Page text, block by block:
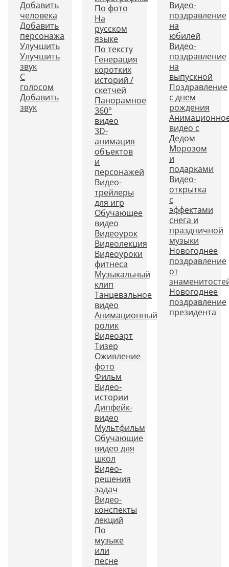
Добавить
человека
Добавить
персонажа
Улучшить
Улучшить
звук
С
голосом
Добавить
звук
По фото
На
русском
языке
По тексту
Генерация
коротких
историй /
скетчей
Панорамное
360°
видео
3D-
анимация
объектов
и
персонажей
Видео-
трейлеры
для игр
Обучающее
видео
Видеоурок
Видеолекция
Видеоуроки
фитнеса
Музыкальный
клип
Танцевальное
видео
Анимационный
ролик
Видеоарт
Тизер
Оживление
фото
Фильм
Видео-
истории
Дипфейк-
видео
Мультфильм
Обучающие
видео для
школ
Видео-
решения
задач
Видео-
конспекты
лекций
По
музыке
или
песне
Видео-
поздравление
на
юбилей
Видео-
поздравление
на
выпускной
Поздравление
с днем
рождения
видео с
Дедом
Морозом
и
подарками
Видео-
открытка
с
эффектами
снега и
праздничной
музыки
Новогоднее
поздравление
от
Новогоднее
поздравление
президента